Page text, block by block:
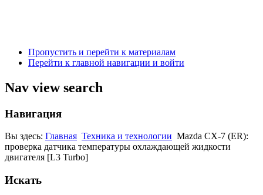
Пропустить и перейти к материалам
Перейти к главной навигации и войти
Nav view search
Навигация
Вы здесь: Главная Техника и технологии Mazda CX-7 (ER):
проверка датчика температуры охлаждающей жидкости
двигателя [L3 Turbo]
Искать